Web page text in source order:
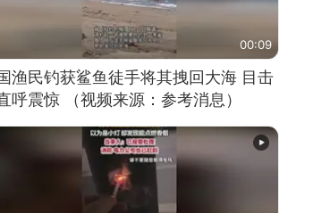
00:09
渔民钓获鲨鱼徒手将其拽回大海 目击
呼震惊 （视频来源：参考消息）